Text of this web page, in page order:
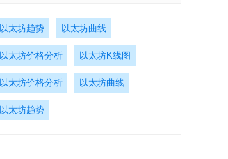
以太坊趋势 以太坊曲线
以太坊价格分析 以太坊K线图
以太坊价格分析 以太坊曲线
以太坊趋势